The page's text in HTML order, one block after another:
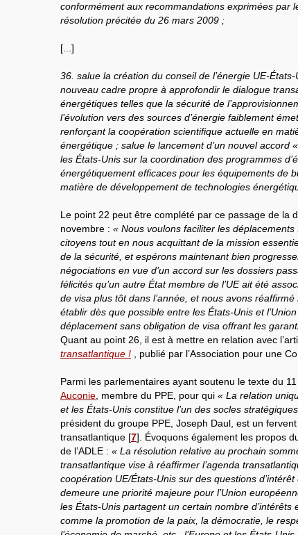
conformément aux recommandations exprimées par
résolution précitée du 26 mars 2009 ;
[...]
36. salue la création du conseil de l’énergie UE-
nouveau cadre propre à approfondir le dialogue
énergétiques telles que la sécurité de
l’évolution vers des sources d’énergie faiblement
renforçant la coopération scientifique actuelle en
énergétique ; salue le lancement d’un nouvel accord
les États-Unis sur la coordination des programmes
énergétiquement efficaces pour les équipements de
matière de développement de technologies
Le point 22 peut être complété par ce passage de la
novembre : « Nous voulons faciliter les
citoyens tout en nous acquittant de la mission
de la sécurité, et espérons maintenant bien
négociations en vue d’un accord sur les dossiers
félicités qu’un autre État membre de l’UE ait été
de visa plus tôt dans l’année, et nous avons
établir dès que possible entre les États-Unis et
déplacement sans obligation de visa offrant les
Quant au point 26, il est à mettre en relation avec
transatlantique ! , publié par l’Association pour une
Parmi les parlementaires ayant soutenu le texte du
Auconie , membre du PPE, pour qui « La relation
et les États-Unis constitue l’un des socles
président du groupe PPE, Joseph Daul, est un
transatlantique [7] . Évoquons également les propos
de l’ADLE : « La résolution relative au prochain
transatlantique vise à réaffirmer l’agenda
coopération UE/États-Unis sur des questions
demeure une priorité majeure pour l’Union
les États-Unis partagent un certain nombre d’intérêts
comme la promotion de la paix, la démocratie, le